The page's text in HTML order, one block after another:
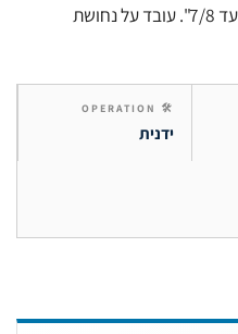
שמכסה את כל הטווח 1/4" עד 7/8". עובד על נחושת
🛠 OPERATION
ידנית